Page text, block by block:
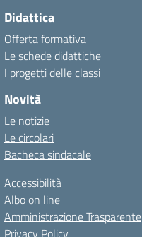
Didattica
Offerta formativa
Le schede didattiche
I progetti delle classi
Novità
Le notizie
Le circolari
Bacheca sindacale
Accessibilità
Albo on line
Amministrazione Trasparente
Privacy Policy